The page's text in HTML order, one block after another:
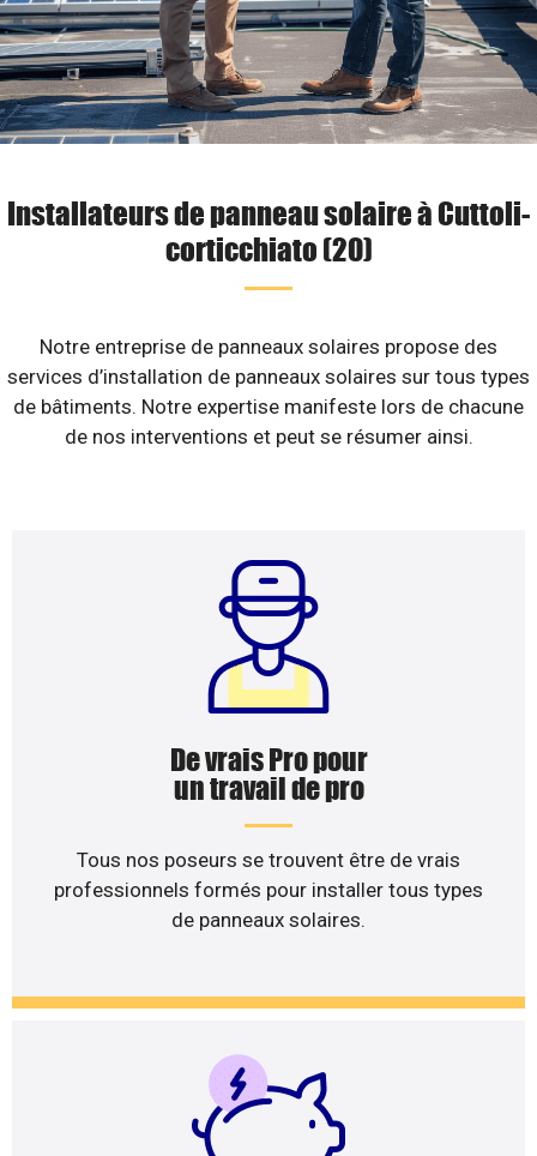
Installateurs de panneau solaire à Cuttoli-
corticchiato (20)
Notre entreprise de panneaux solaires propose des
services d’installation de panneaux solaires sur tous types
de bâtiments. Notre expertise manifeste lors de chacune
de nos interventions et peut se résumer ainsi.
De vrais Pro pour
un travail de pro
Tous nos poseurs se trouvent être de vrais
professionnels formés pour installer tous types
de panneaux solaires.